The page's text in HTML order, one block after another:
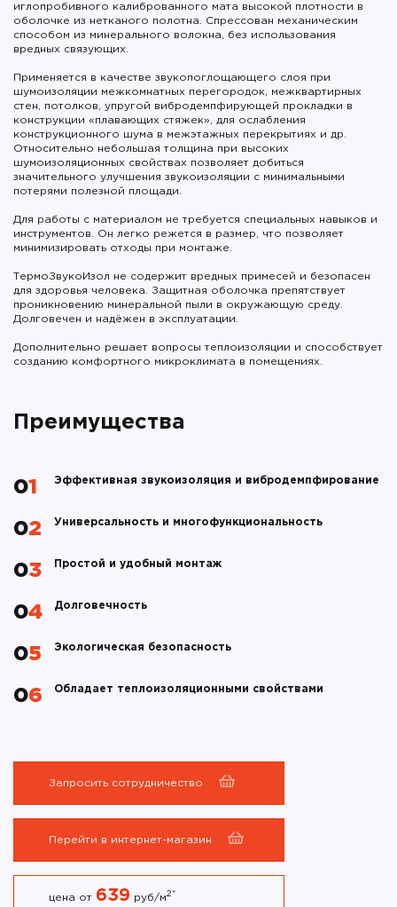
иглопробивного калиброванного мата высокой плотности в
оболочке из нетканого полотна. Спрессован механическим
способом из минерального волокна, без использования
вредных связующих.
Применяется в качестве звукопоглощающего слоя при
шумоизоляции межкомнатных перегородок, межквартирных
стен, потолков, упругой вибродемпфирующей прокладки в
конструкции «плавающих стяжек», для ослабления
конструкционного шума в межэтажных перекрытиях и др.
Относительно небольшая толщина при высоких
шумоизоляционных свойствах позволяет добиться
значительного улучшения звукоизоляции с минимальными
потерями полезной площади.
Для работы с материалом не требуется специальных навыков и
инструментов. Он легко режется в размер, что позволяет
минимизировать отходы при монтаже.
ТермоЗвукоИзол не содержит вредных примесей и безопасен
для здоровья человека. Защитная оболочка препятствует
проникновению минеральной пыли в окружающую среду.
Долговечен и надёжен в эксплуатации.
Дополнительно решает вопросы теплоизоляции и способствует
созданию комфортного микроклимата в помещениях.
Преимущества
01 Эффективная звукоизоляция и вибродемпфирование
02 Универсальность и многофункциональность
03 Простой и удобный монтаж
04 Долговечность
05 Экологическая безопасность
06 Обладает теплоизоляционными свойствами
Запросить сотрудничество
Перейти в интернет-магазин
цена от 639 руб/м2 *